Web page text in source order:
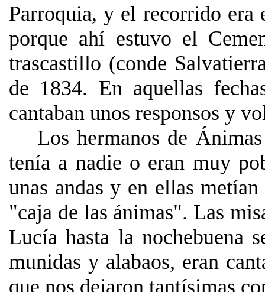
Parroquia, y el recorrido era
porque ahí estuvo el
trascastillo (conde
de 1834. En aquellas
cantaban unos responsos y
Los hermanos de
tenía a nadie o eran muy
unas andas y en ellas
"caja de las ánimas". Las
Lucía hasta la nochebuena
munidas y alabaos, eran
que nos dejaron tantísimas